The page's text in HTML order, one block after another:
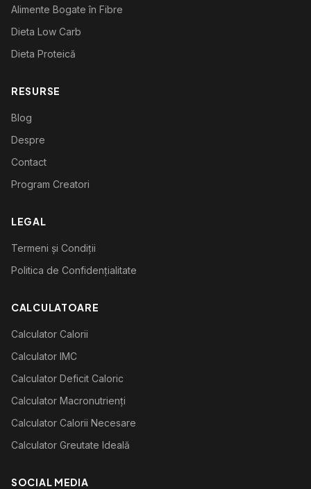
Alimente Bogate în Fibre
Dieta Low Carb
Dieta Proteică
RESURSE
Blog
Despre
Contact
Program Creatori
LEGAL
Termeni și Condiții
Politica de Confidențialitate
CALCULATOARE
Calculator Calorii
Calculator IMC
Calculator Deficit Caloric
Calculator Macronutrienți
Calculator Calorii Necesare
Calculator Greutate Ideală
SOCIAL MEDIA